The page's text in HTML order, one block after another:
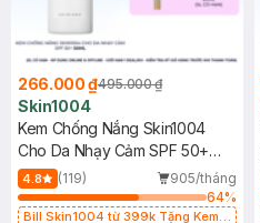
266.000 ₫495.000 ₫
Skin1004
Kem Chống Nắng Skin1004
Cho Da Nhạy Cảm SPF 50+
50ml
4.8 (119)
905/tháng
64%
Bill Skin1004 từ 399k Tặng Kem